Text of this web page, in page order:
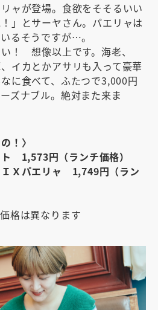
ャが登場。食欲をそそるいい
」とサーヤさん。パエリャは
るそうですが…。
！ 想像以上です。海老、
イカとかアサリも入って豪華
に食べて、ふたつで3,000円
ズナブル。絶対また来ま
！〉
1,573円（ランチ価格）
Ｘパエリャ 1,749円（ラン
格は異なります